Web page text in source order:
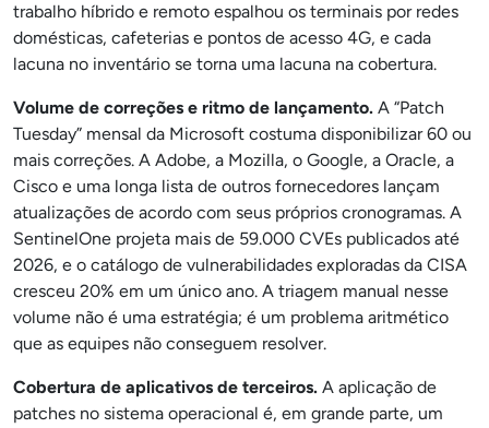
trabalho híbrido e remoto espalhou os terminais por redes
domésticas, cafeterias e pontos de acesso 4G, e cada
lacuna no inventário se torna uma lacuna na cobertura.
Volume de correções e ritmo de lançamento. A “Patch
Tuesday” mensal da Microsoft costuma disponibilizar 60 ou
mais correções. A Adobe, a Mozilla, o Google, a Oracle, a
Cisco e uma longa lista de outros fornecedores lançam
atualizações de acordo com seus próprios cronogramas. A
SentinelOne projeta mais de 59.000 CVEs publicados até
2026, e o catálogo de vulnerabilidades exploradas da CISA
cresceu 20% em um único ano. A triagem manual nesse
volume não é uma estratégia; é um problema aritmético
que as equipes não conseguem resolver.
Cobertura de aplicativos de terceiros. A aplicação de
patches no sistema operacional é, em grande parte, um